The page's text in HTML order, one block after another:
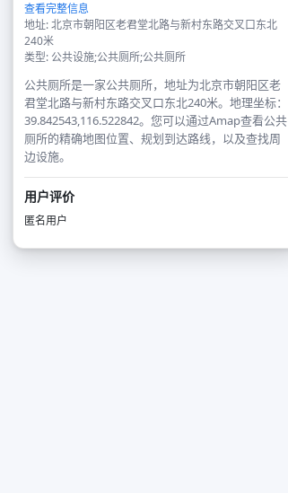
查看完整信息
地址: 北京市朝阳区老君堂北路与新村东路交叉口东北
240米
类型: 公共设施;公共厕所;公共厕所
公共厕所是一家公共厕所，地址为北京市朝阳区老
君堂北路与新村东路交叉口东北240米。地理坐标：
39.842543,116.522842。您可以通过Amap查看公共
厕所的精确地图位置、规划到达路线，以及查找周
边设施。
用户评价
匿名用户